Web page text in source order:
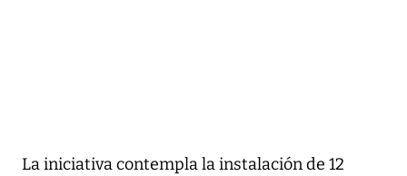
La iniciativa contempla la instalación de 12